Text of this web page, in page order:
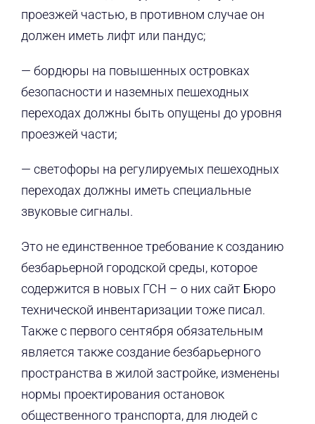
проезжей частью, в противном случае он
должен иметь лифт или пандус;
— бордюры на повышенных островках
безопасности и наземных пешеходных
переходах должны быть опущены до уровня
проезжей части;
— светофоры на регулируемых пешеходных
переходах должны иметь специальные
звуковые сигналы.
Это не единственное требование к созданию
безбарьерной городской среды, которое
содержится в новых ГСН – о них сайт Бюро
технической инвентаризации тоже писал.
Также с первого сентября обязательным
является также создание безбарьерного
пространства в жилой застройке, изменены
нормы проектирования остановок
общественного транспорта, для людей с